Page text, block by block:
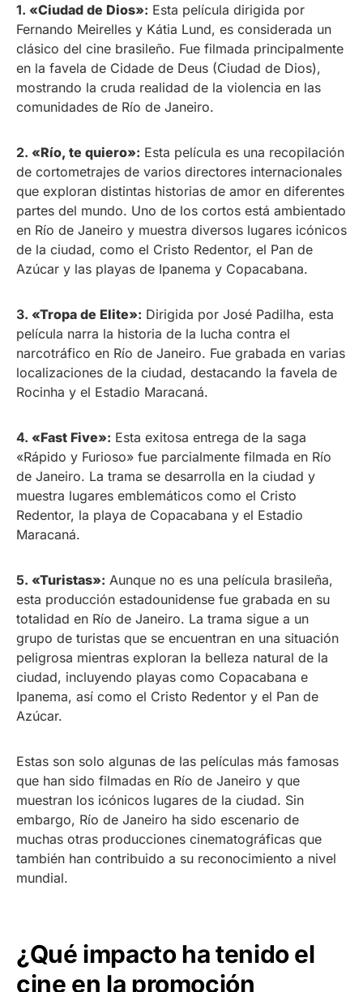
1. «Ciudad de Dios»: Esta película dirigida por
Fernando Meirelles y Kátia Lund, es considerada un
clásico del cine brasileño. Fue filmada principalmente
en la favela de Cidade de Deus (Ciudad de Dios),
mostrando la cruda realidad de la violencia en las
comunidades de Río de Janeiro.
2. «Río, te quiero»: Esta película es una recopilación
de cortometrajes de varios directores internacionales
que exploran distintas historias de amor en diferentes
partes del mundo. Uno de los cortos está ambientado
en Río de Janeiro y muestra diversos lugares icónicos
de la ciudad, como el Cristo Redentor, el Pan de
Azúcar y las playas de Ipanema y Copacabana.
3. «Tropa de Elite»: Dirigida por José Padilha, esta
película narra la historia de la lucha contra el
narcotráfico en Río de Janeiro. Fue grabada en varias
localizaciones de la ciudad, destacando la favela de
Rocinha y el Estadio Maracaná.
4. «Fast Five»: Esta exitosa entrega de la saga
«Rápido y Furioso» fue parcialmente filmada en Río
de Janeiro. La trama se desarrolla en la ciudad y
muestra lugares emblemáticos como el Cristo
Redentor, la playa de Copacabana y el Estadio
Maracaná.
5. «Turistas»: Aunque no es una película brasileña,
esta producción estadounidense fue grabada en su
totalidad en Río de Janeiro. La trama sigue a un
grupo de turistas que se encuentran en una situación
peligrosa mientras exploran la belleza natural de la
ciudad, incluyendo playas como Copacabana e
Ipanema, así como el Cristo Redentor y el Pan de
Azúcar.
Estas son solo algunas de las películas más famosas
que han sido filmadas en Río de Janeiro y que
muestran los icónicos lugares de la ciudad. Sin
embargo, Río de Janeiro ha sido escenario de
muchas otras producciones cinematográficas que
también han contribuido a su reconocimiento a nivel
mundial.
¿Qué impacto ha tenido el
cine en la promoción